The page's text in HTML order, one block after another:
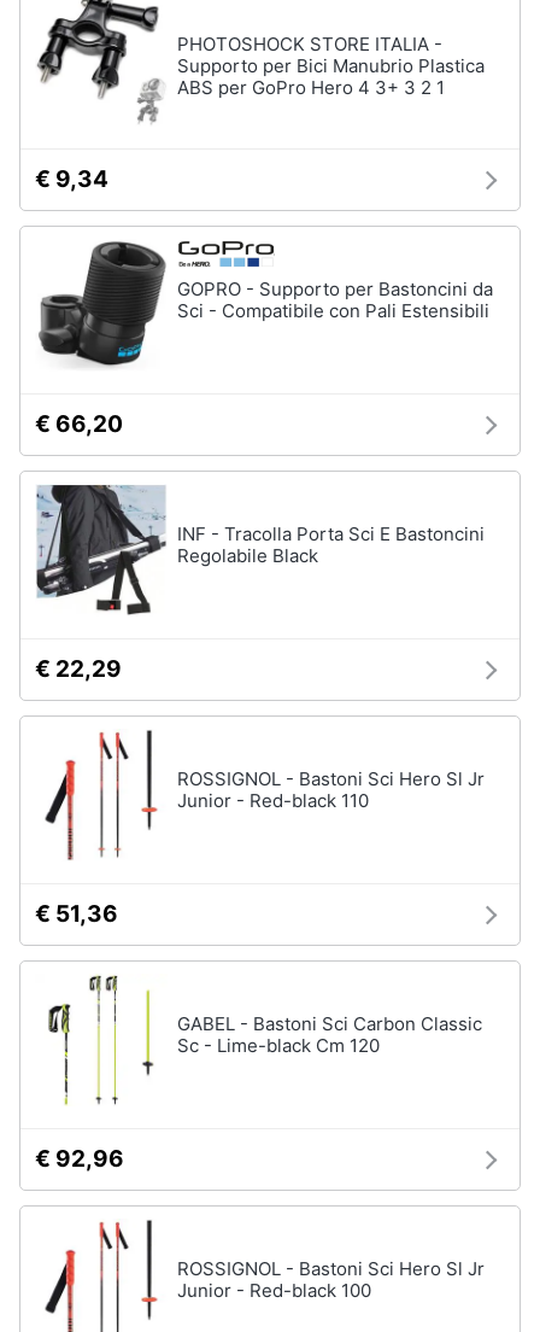
PHOTOSHOCK STORE ITALIA -
Supporto per Bici Manubrio Plastica
ABS per GoPro Hero 4 3+ 3 2 1
€ 9,34
GOPRO - Supporto per Bastoncini da
Sci - Compatibile con Pali Estensibili
€ 66,20
INF - Tracolla Porta Sci E Bastoncini
Regolabile Black
€ 22,29
ROSSIGNOL - Bastoni Sci Hero Sl Jr
Junior - Red-black 110
€ 51,36
GABEL - Bastoni Sci Carbon Classic
Sc - Lime-black Cm 120
€ 92,96
ROSSIGNOL - Bastoni Sci Hero Sl Jr
Junior - Red-black 100